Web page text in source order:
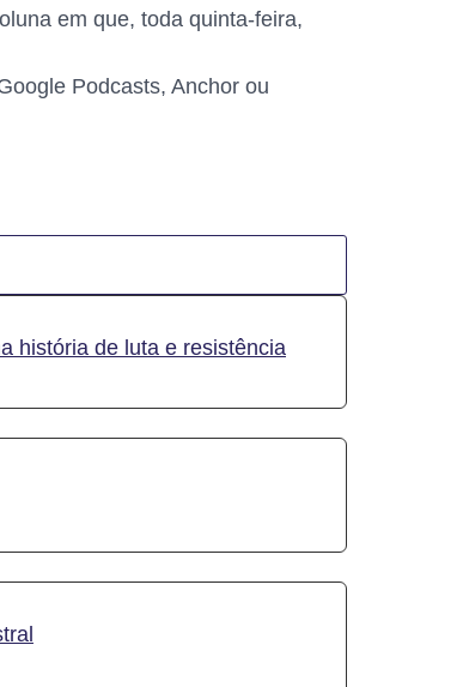
em que, toda quinta-feira,
Podcasts, Anchor ou
história de luta e resistência